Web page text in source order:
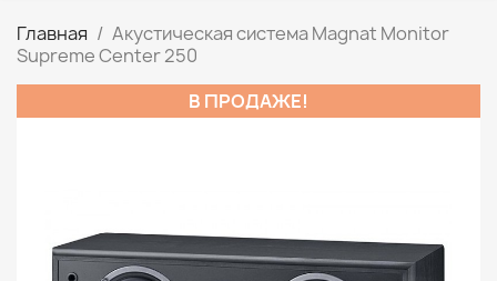
Главная
Акустическая система Magnat Monitor
Supreme Center 250
В ПРОДАЖЕ!